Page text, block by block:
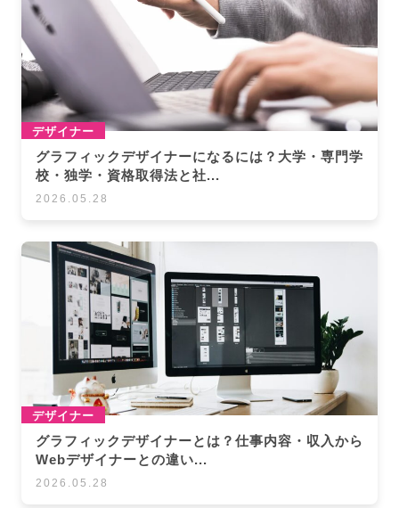
デザイナー
グラフィックデザイナーになるには？大学・専門学
校・独学・資格取得法と社...
2026.05.28
デザイナー
グラフィックデザイナーとは？仕事内容・収入から
Webデザイナーとの違い...
2026.05.28